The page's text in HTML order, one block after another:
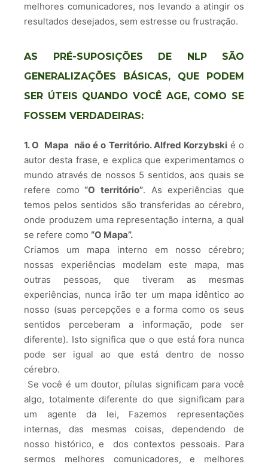
melhores comunicadores, nos levando a atingir os
resultados desejados, sem estresse ou frustração.
AS PRÉ-SUPOSIÇÕES DE NLP SÃO
GENERALIZAÇÕES BÁSICAS, QUE PODEM
SER ÚTEIS QUANDO VOCÊ AGE, COMO SE
FOSSEM VERDADEIRAS:
1. O Mapa não é o Território. Alfred Korzybski é o
autor desta frase, e explica que experimentamos o
mundo através de nossos 5 sentidos, aos quais se
refere como “O território”. As experiências que
temos pelos sentidos são transferidas ao cérebro,
onde produzem uma representação interna, a qual
se refere como “O Mapa”.
Criamos um mapa interno em nosso cérebro;
nossas experiências modelam este mapa, mas
outras pessoas, que tiveram as mesmas
experiências, nunca irão ter um mapa idêntico ao
nosso (suas percepções e a forma como os seus
sentidos perceberam a informação, pode ser
diferente). Isto significa que o que está fora nunca
pode ser igual ao que está dentro de nosso
cérebro.
Se você é um doutor, pílulas significam para você
algo, totalmente diferente do que significam para
um agente da lei, Fazemos representações
internas, das mesmas coisas, dependendo de
nosso histórico, e dos contextos pessoais. Para
sermos melhores comunicadores, e melhores